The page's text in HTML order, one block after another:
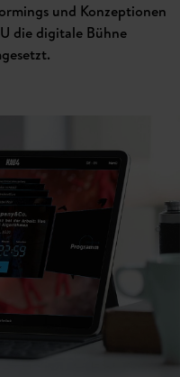
und Konzeptionen
die digitale Bühne